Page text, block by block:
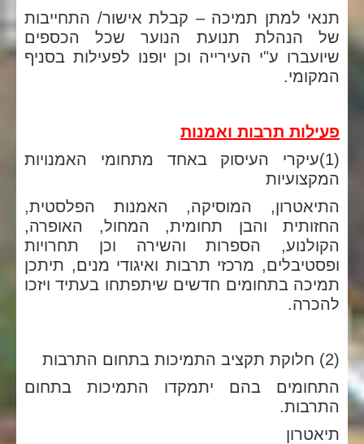
תנאי למתן תמיכה – קבלת אישור/ התחייבות
של הנהלת תנועת הנוער שכל הכספים
שיועברו ע"י העירייה וכן יופנו לפעילות בסניף
המקומי.
פעילות תרבות ואמנות
(1)עיקרי העיסוק באחד מתחומי האמנויות
המקצועיות
התיאטרון, המוסיקה, האמנות הפלסטית,
החזותית והבן תחומית, המחול, האופרה,
הקולנוע, הספרות והשירה וכן תחרויות
ופסטיבלים, מרכזי תרבות ואיגודי מנים, תיתכן
תמיכה בתחומים חדשים שיתפתחו בעתיד ויזכו
להכרה.
(2) חלוקת תקציב התמיכות בתחום התרבות
התחומים בהם יתמקדו התמיכות בתחום
התרבות.
תיאטרון